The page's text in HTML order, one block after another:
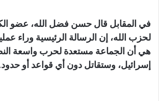
في المقابل قال حسن فضل الله، عضو
لحزب الله، إن الرسالة الرئيسية وراء
هي أن الجماعة مستعدة لحرب واسعة
إسرائيل، وستقاتل دون أي قواعد أو